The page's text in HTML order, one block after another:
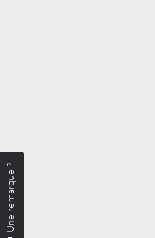
Une remarque ?